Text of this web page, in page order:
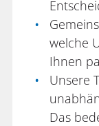
welche
Ihnen
Unsere
Das